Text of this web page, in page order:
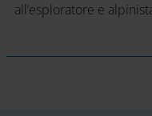
all’esploratore e